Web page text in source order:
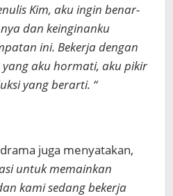
Kim, aku ingin benar-
dan keinginanku
ini. Bekerja dengan
aku hormati, aku pikir
yang berarti. “
juga menyatakan,
untuk memainkan
kami sedang bekerja